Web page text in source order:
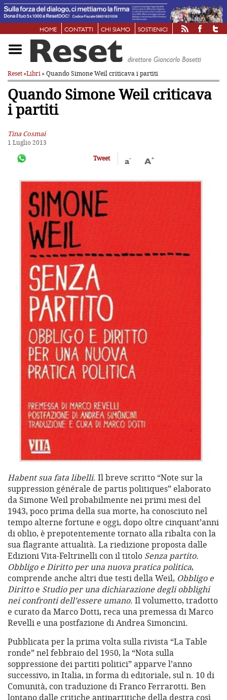
HOME CONTATTI CHI SIAMO SOSTIENICI
Reset»Libri» Quando Simone Weil criticava i partiti
Quando Simone Weil criticava
i partiti
Tina Cosmai
1 Luglio 2013
Tweet
a- A+
Habent sua fata libelli. Il breve scritto “Note sur la
suppression générale de partis politiques” elaborato
da Simone Weil probabilmente nei primi mesi del
1943, poco prima della sua morte, ha conosciuto nel
tempo alterne fortune e oggi, dopo oltre cinquant’anni
di oblio, è prepotentemente tornato alla ribalta con la
sua flagrante attualità. La riedizione proposta dalle
Edizioni Vita-Feltrinelli con il titolo Senza partito.
Obbligo e Diritto per una nuova pratica politica,
comprende anche altri due testi della Weil, Obbligo e
Dirittoe Studio per una dichiarazione degli obblighi
nei confronti dell’essere umano. Il volumetto, tradotto
e curato da Marco Dotti, reca una premessa di Marco
Revelli e una postfazione di Andrea Simoncini.
Pubblicata per la prima volta sulla rivista “La Table
ronde” nel febbraio del 1950, la “Nota sulla
soppressione dei partiti politici” apparve l’anno
successivo, in Italia, in forma di editoriale, sul n. 10 di
Comunità, con traduzione di Franco Ferrarotti. Ben
lontano dalle critiche antipartitiche della destra così